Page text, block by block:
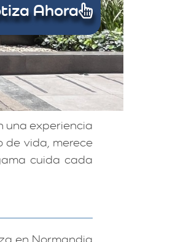
Ahora
una experiencia
de vida, merece
cuida cada